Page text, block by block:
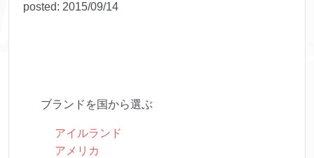
posted: 2015/09/14
ブランドを国から選ぶ
アイルランド
アメリカ